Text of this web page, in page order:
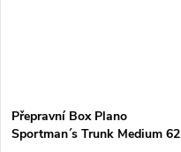
Přepravní Box Plano
Sportman´s Trunk Medium 62